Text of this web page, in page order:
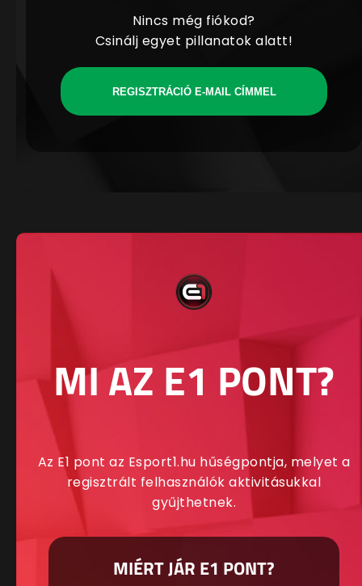
Nincs még fiókod?
Csinálj egyet pillanatok alatt!
REGISZTRÁCIÓ E-MAIL CÍMMEL
MI AZ E1 PONT?
Az E1 pont az Esport1.hu hűségpontja, melyet a
regisztrált felhasználók aktivitásukkal
gyűjthetnek.
MIÉRT JÁR E1 PONT?